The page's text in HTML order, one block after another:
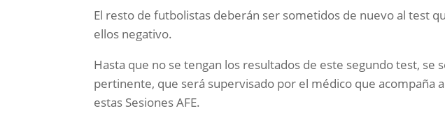
El resto de futbolistas deberán ser sometidos de nuevo al test
ellos negativo.
Hasta que no se tengan los resultados de este segundo test, se
pertinente, que será supervisado por el médico que acompaña
estas Sesiones AFE.